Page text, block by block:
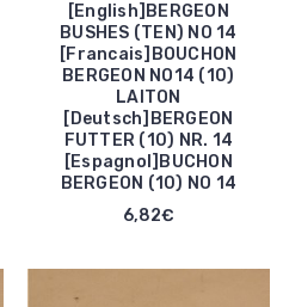
[English]BERGEON
BUSHES (TEN) NO 14
[Francais]BOUCHON
BERGEON NO14 (10)
LAITON
[Deutsch]BERGEON
FUTTER (10) NR. 14
[Espagnol]BUCHON
BERGEON (10) NO 14
6,82€